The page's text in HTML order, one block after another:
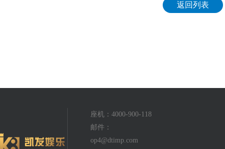
返回列表
座机：4000-900-118
邮件：
op4@dtimp.com